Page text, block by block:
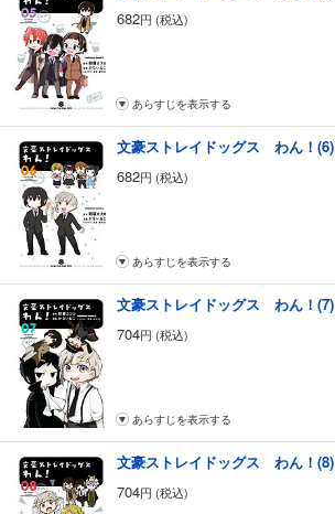
682円 (税込)
あらすじを表示する
文豪ストレイドッグス わん！(6)
682円 (税込)
あらすじを表示する
文豪ストレイドッグス わん！(7)
704円 (税込)
あらすじを表示する
文豪ストレイドッグス わん！(8)
704円 (税込)